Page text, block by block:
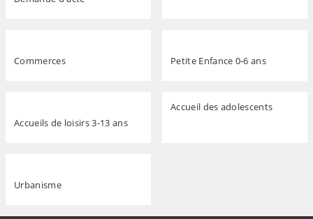
Commerces Petite Enfance 0-6 ans
Accueils de loisirs 3-13 ans
Accueil des adolescents
Urbanisme